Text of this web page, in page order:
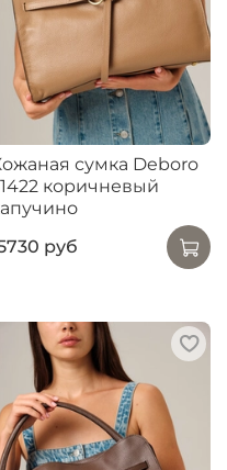
сумка Deboro
коричневый
руб